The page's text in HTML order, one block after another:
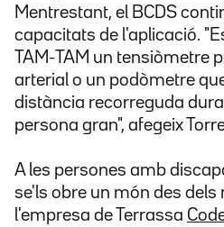
Mentrestant, el BCDS
capacitats de l'aplicació.
TAM-TAM un tensiòmetre
arterial o un podòmetre
distància recorreguda
persona gran", afegeix
A les persones amb
se'ls obre un món des dels
l'empresa de Terrassa